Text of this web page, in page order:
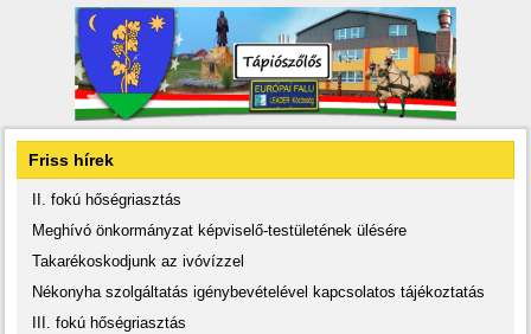
Friss hírek
II. fokú hőségriasztás
Meghívó önkormányzat képviselő-testületének ülésére
Takarékoskodjunk az ivóvízzel
Nékonyha szolgáltatás igénybevételével kapcsolatos tájékoztatás
III. fokú hőségriasztás